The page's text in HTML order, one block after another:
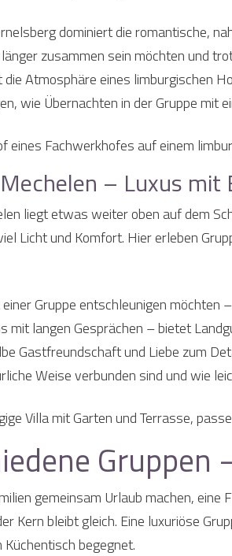
dominiert die romantische,
zusammen sein möchten und
Atmosphäre eines limburgischen
wie Übernachten in der Gruppe mit
– Luxus mit
liegt etwas weiter oben auf dem
Licht und Komfort. Hier erleben
Gruppe entschleunigen
mit langen Gesprächen – bietet
Gastfreundschaft und Liebe zum
Weise verbunden sind und wie
Gruppen
gemeinsam Urlaub machen,
Kern bleibt gleich. Eine luxuriöse
begegnet.